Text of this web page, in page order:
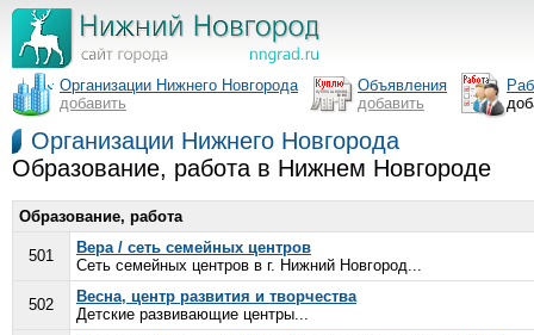
Организации Нижнего Новгорода
добавить
Объявления
добавить
Организации Нижнего Новгорода
Образование, работа в Нижнем Новгороде
Образование, работа
501
Вера / сеть семейных центров
Сеть семейных центров в г. Нижний Новгород...
502
Весна, центр развития и творчества
Детские развивающие центры...